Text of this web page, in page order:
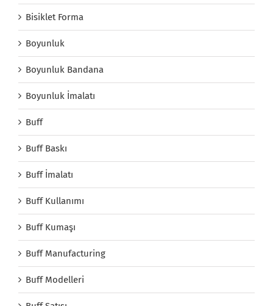
Bisiklet Forma
Boyunluk
Boyunluk Bandana
Boyunluk İmalatı
Buff
Buff Baskı
Buff İmalatı
Buff Kullanımı
Buff Kumaşı
Buff Manufacturing
Buff Modelleri